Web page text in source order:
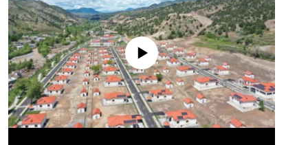
No media source currently available